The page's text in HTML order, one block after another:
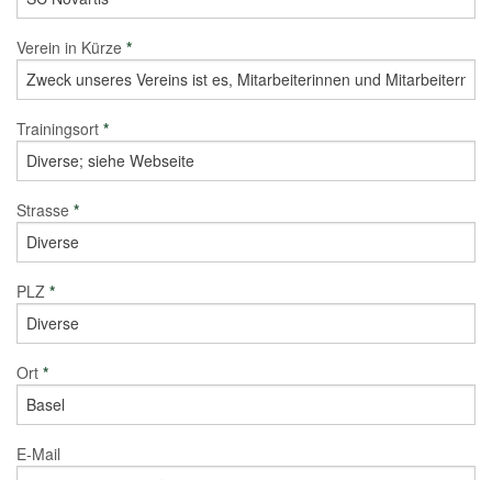
Verein in Kürze *
Trainingsort *
Strasse *
PLZ *
Ort *
E-Mail